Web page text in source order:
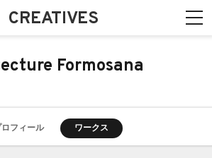
CREATIVES
Formosana
ロフィール ワークス